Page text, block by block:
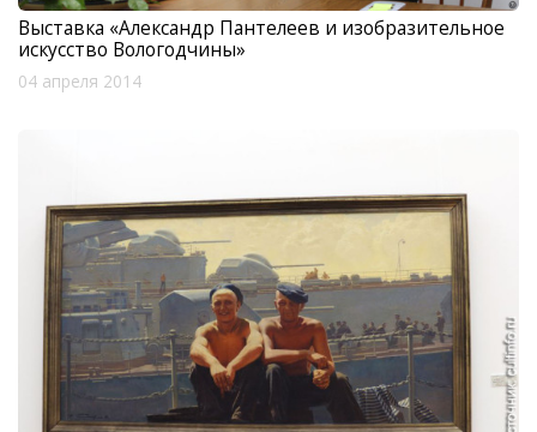
Выставка «Александр Пантелеев и изобразительное
искусство Вологодчины»
04 апреля 2014